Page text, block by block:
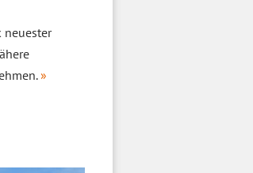
neuester
»